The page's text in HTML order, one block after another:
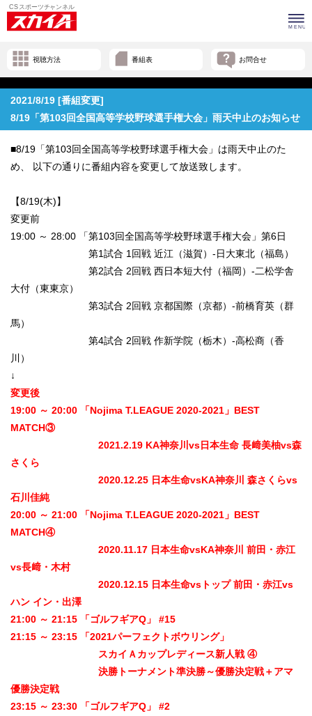
視聴方法 番組表 お問合せ
2021/8/19 [番組変更]
8/19「第103回全国高等学校野球選手権大会」雨天中止のお知らせ
■8/19「第103回全国高等学校野球選手権大会」は雨天中止のた
め、 以下の通りに番組内容を変更して放送致します。
【8/19(木)】
変更前
19:00 ～ 28:00 「第103回全国高等学校野球選手権大会」第6日
第1試合 1回戦 近江（滋賀）-日大東北（福島）
第2試合 2回戦 西日本短大付（福岡）-二松学舎
大付（東東京）
第3試合 2回戦 京都国際（京都）-前橋育英（群
馬）
第4試合 2回戦 作新学院（栃木）-高松商（香
川）
↓
変更後
19:00 ～ 20:00 「Nojima T.LEAGUE 2020-2021」BEST
MATCH③
2021.2.19 KA神奈川vs日本生命 長﨑美柚vs森
さくら
2020.12.25 日本生命vsKA神奈川 森さくらvs
石川佳純
20:00 ～ 21:00 「Nojima T.LEAGUE 2020-2021」BEST
MATCH④
2020.11.17 日本生命vsKA神奈川 前田・赤江
vs長﨑・木村
2020.12.15 日本生命vsトップ 前田・赤江vs
ハン イン・出澤
21:00 ～ 21:15 「ゴルフギアQ」 #15
21:15 ～ 23:15 「2021パーフェクトボウリング」
スカイＡカップレディース新人戦 ④
決勝トーナメント準決勝～優勝決定戦＋アマ
優勝決定戦
23:15 ～ 23:30 「ゴルフギアQ」 #2